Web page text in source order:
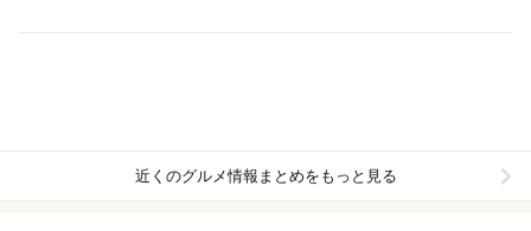
近くのグルメ情報まとめをもっと見る